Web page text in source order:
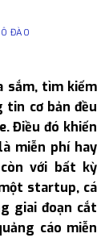
ĐÀO
sắm, tìm kiếm
cơ bản đều
Điều đó khiến
miễn phí hay
với bất kỳ
startup, cá
giai đoạn cắt
cáo miễn